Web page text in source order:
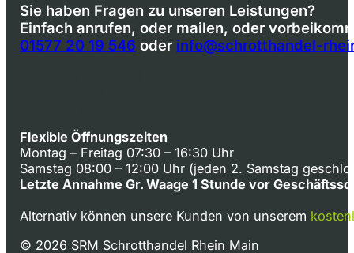
Sie haben Fragen zu unseren Leistungen?
Einfach anrufen, oder mailen, oder
01577 20 19 546 oder info@schrotthandel-
Flexible Öffnungszeiten
Montag – Freitag 07:30 – 16:30 Uhr
Samstag 08:00 – 12:00 Uhr (jeden 2. Samstag
Letzte Annahme Gr. Waage 1 Stunde vor
Alternativ können unsere Kunden von unserem
© 2026 SRM Schrotthandel Rhein Main